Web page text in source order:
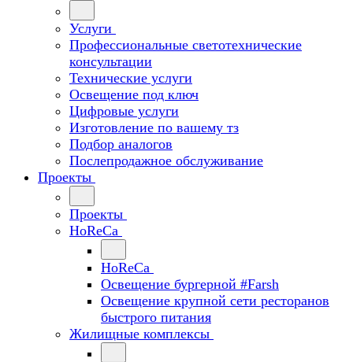
Услуги
Профессиональные светотехнические
консультации
Технические услуги
Освещение под ключ
Цифровые услуги
Изготовление по вашему тз
Подбор аналогов
Послепродажное обслуживание
Проекты
Проекты
HoReCa
HoReCa
Освещение бургерной #Farsh
Освещение крупной сети ресторанов
быстрого питания
Жилищные комплексы